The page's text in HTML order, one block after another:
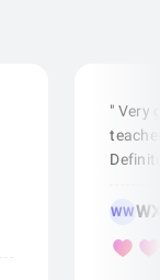
" Very
WW